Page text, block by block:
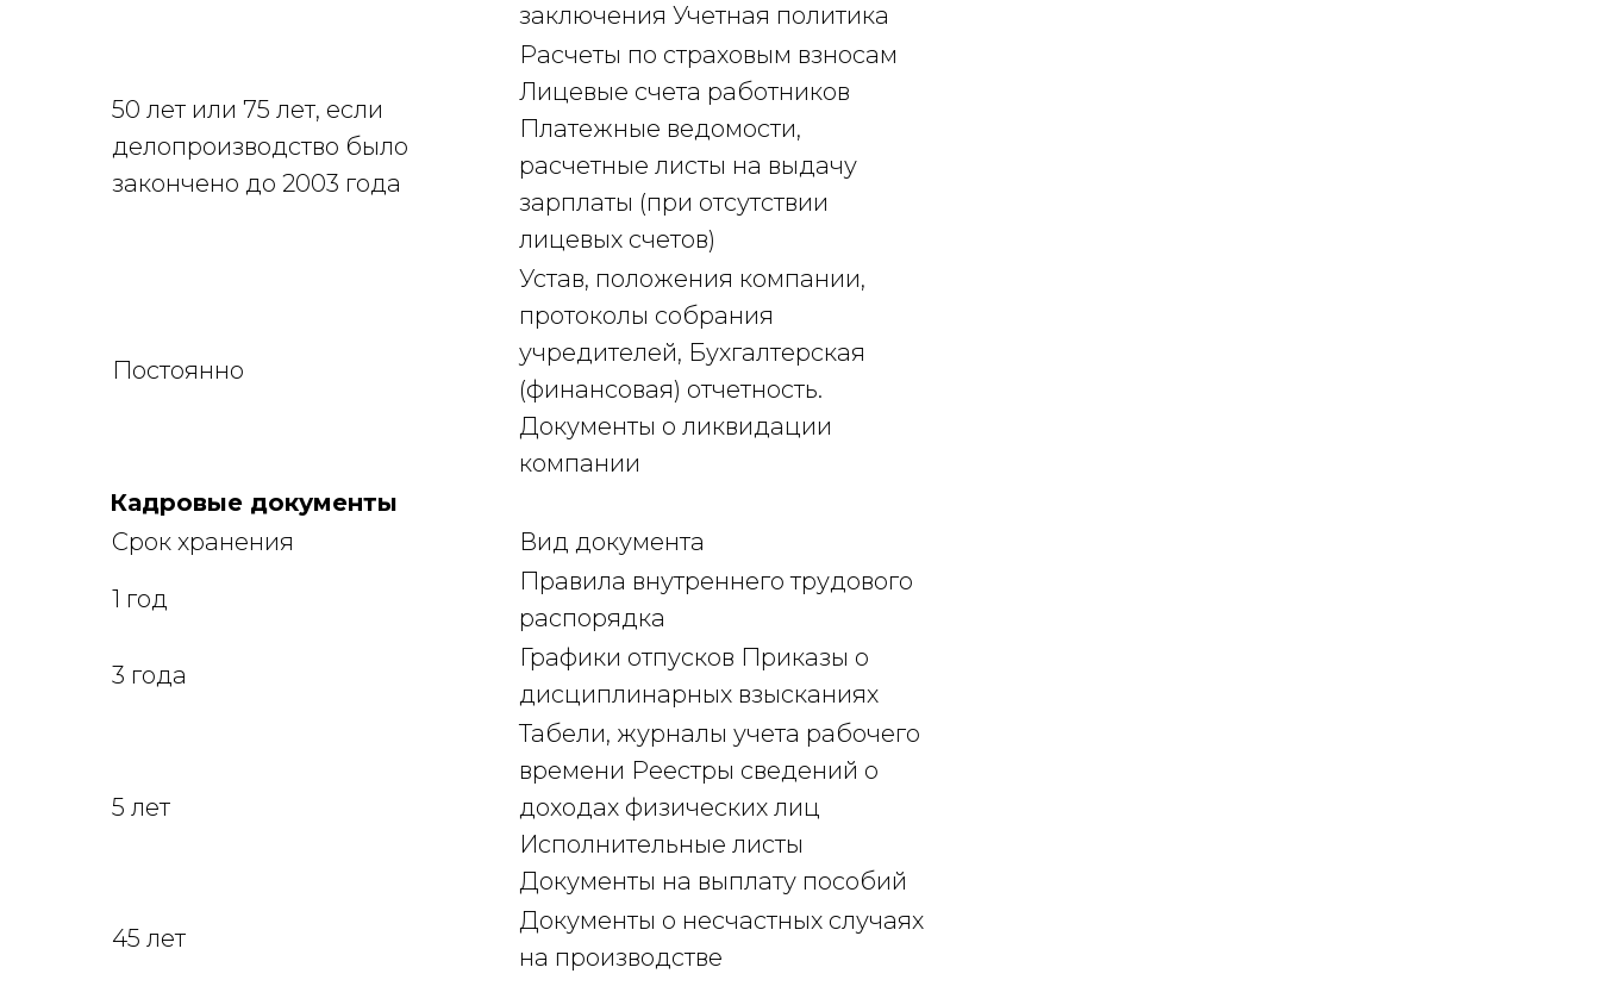
заключения Учетная политика
50 лет или 75 лет, если
делопроизводство было
закончено до 2003 года
Расчеты по страховым взносам
Лицевые счета работников
Платежные ведомости,
расчетные листы на выдачу
зарплаты (при отсутствии
лицевых счетов)
Постоянно
Устав, положения компании,
протоколы собрания
учредителей, Бухгалтерская
(финансовая) отчетность.
Документы о ликвидации
компании
Кадровые документы
Срок хранения
Вид документа
1 год
Правила внутреннего трудового
распорядка
3 года
Графики отпусков Приказы о
дисциплинарных взысканиях
5 лет
Табели, журналы учета рабочего
времени Реестры сведений о
доходах физических лиц
Исполнительные листы
Документы на выплату пособий
45 лет
Документы о несчастных случаях
на производстве